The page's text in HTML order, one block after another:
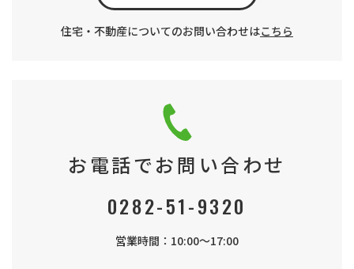
住宅・不動産についてのお問い合わせはこちら
お電話でお問い合わせ
0282-51-9320
営業時間：10:00～17:00